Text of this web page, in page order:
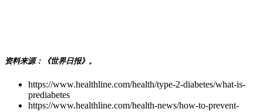
资料来源：《世界日报》。
https://www.healthline.com/health/type-2-diabetes/what-is-
prediabetes
https://www.healthline.com/health-news/how-to-prevent-